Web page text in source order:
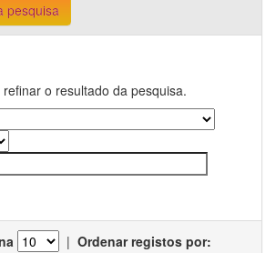
pesquisa
o resultado da pesquisa.
| Ordenar registos por: